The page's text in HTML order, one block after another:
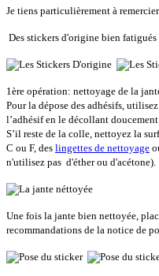
Je tiens particulièrement à
Des stickers d'origine bien fatigués
1ère opération: nettoyage de la
Pour la dépose des adhésifs,
l’adhésif en le décollant doucement.
S’il reste de la colle, nettoyez la
C ou F, des lingettes de nettoyage
n'utilisez pas d'éther ou d'acétone).
Une fois la jante bien nettoyée,
recommandations de la notice de